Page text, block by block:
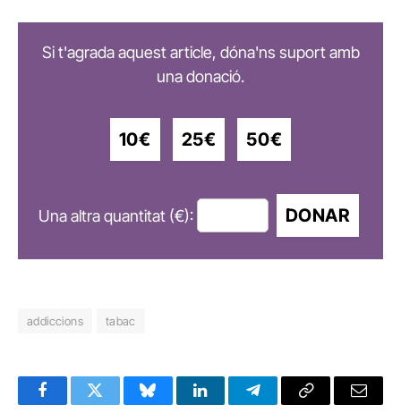
Si t'agrada aquest article, dóna'ns suport amb
una donació.
10€ 25€ 50€
Una altra quantitat (€): DONAR
addiccions tabac
FacebookTwitter BlueskyLinkedInTelegramCopy
Email